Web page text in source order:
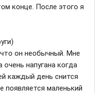
конце. После этого я
он необычный. Мне
очень напугана когда
каждый день снится
маленький